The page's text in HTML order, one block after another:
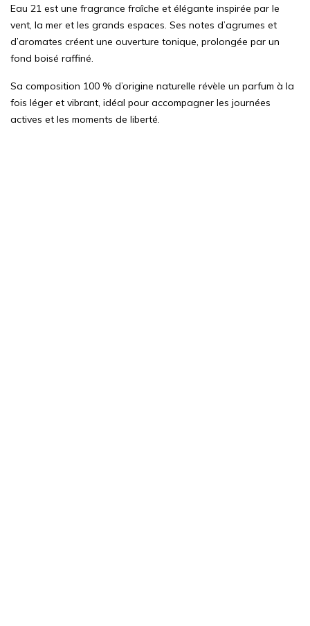
Eau 21 est une fragrance fraîche et élégante inspirée par le
vent, la mer et les grands espaces. Ses notes d’agrumes et
d’aromates créent une ouverture tonique, prolongée par un
fond boisé raffiné.
Sa composition 100 % d’origine naturelle révèle un parfum à la
fois léger et vibrant, idéal pour accompagner les journées
actives et les moments de liberté.